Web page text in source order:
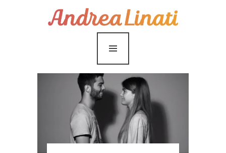
¿Cómo funciona?
Servicios
Coaching Gratis
Conóceme
Contáctame
Blog